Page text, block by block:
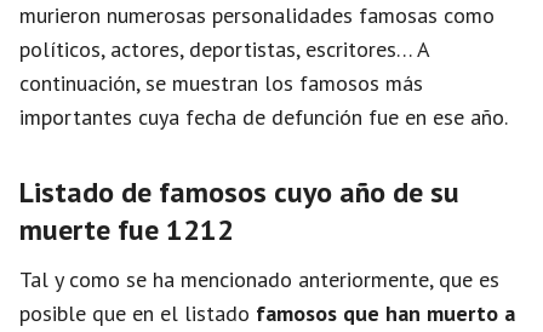
murieron numerosas personalidades famosas como
políticos, actores, deportistas, escritores… A
continuación, se muestran los famosos más
importantes cuya fecha de defunción fue en ese año.
Listado de famosos cuyo año de su
muerte fue 1212
Tal y como se ha mencionado anteriormente, que es
posible que en el listado famosos que han muerto a